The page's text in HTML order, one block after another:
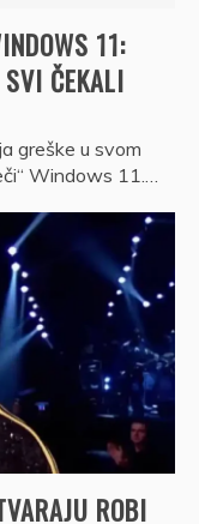
11:
ČEKALI
greške u svom
Windows 11.…
ROBI